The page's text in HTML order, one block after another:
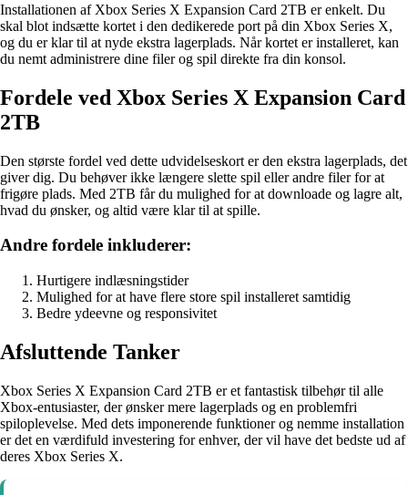
Installationen af Xbox Series X Expansion Card 2TB er enkelt. Du
skal blot indsætte kortet i den dedikerede port på din Xbox Series X,
og du er klar til at nyde ekstra lagerplads. Når kortet er installeret, kan
du nemt administrere dine filer og spil direkte fra din konsol.
Fordele ved Xbox Series X Expansion Card
2TB
Den største fordel ved dette udvidelseskort er den ekstra lagerplads, det
giver dig. Du behøver ikke længere slette spil eller andre filer for at
frigøre plads. Med 2TB får du mulighed for at downloade og lagre alt,
hvad du ønsker, og altid være klar til at spille.
Andre fordele inkluderer:
Hurtigere indlæsningstider
Mulighed for at have flere store spil installeret samtidig
Bedre ydeevne og responsivitet
Afsluttende Tanker
Xbox Series X Expansion Card 2TB er et fantastisk tilbehør til alle
Xbox-entusiaster, der ønsker mere lagerplads og en problemfri
spiloplevelse. Med dets imponerende funktioner og nemme installation
er det en værdifuld investering for enhver, der vil have det bedste ud af
deres Xbox Series X.